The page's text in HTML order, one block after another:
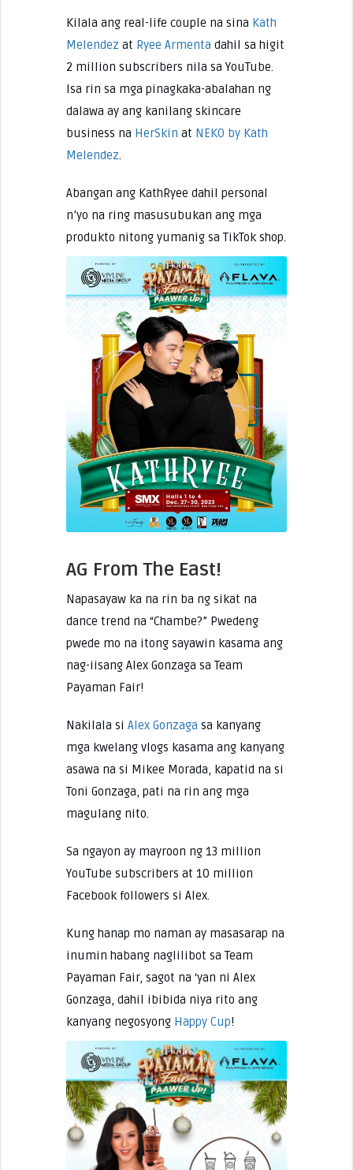
Kilala ang real-life couple na sina Kath
Melendez at Ryee Armenta dahil sa higit
2 million subscribers nila sa YouTube.
Isa rin sa mga pinagkaka-abalahan ng
dalawa ay ang kanilang skincare
business na HerSkin at NEKO by Kath
Melendez.
Abangan ang KathRyee dahil personal
n’yo na ring masusubukan ang mga
produkto nitong yumanig sa TikTok shop.
AG From The East!
Napasayaw ka na rin ba ng sikat na
dance trend na “Chambe?” Pwedeng
pwede mo na itong sayawin kasama ang
nag-iisang Alex Gonzaga sa Team
Payaman Fair!
Nakilala si Alex Gonzaga sa kanyang
mga kwelang vlogs kasama ang kanyang
asawa na si Mikee Morada, kapatid na si
Toni Gonzaga, pati na rin ang mga
magulang nito.
Sa ngayon ay mayroon ng 13 million
YouTube subscribers at 10 million
Facebook followers si Alex.
Kung hanap mo naman ay masasarap na
inumin habang naglilibot sa Team
Payaman Fair, sagot na ‘yan ni Alex
Gonzaga, dahil ibibida niya rito ang
kanyang negosyong Happy Cup!